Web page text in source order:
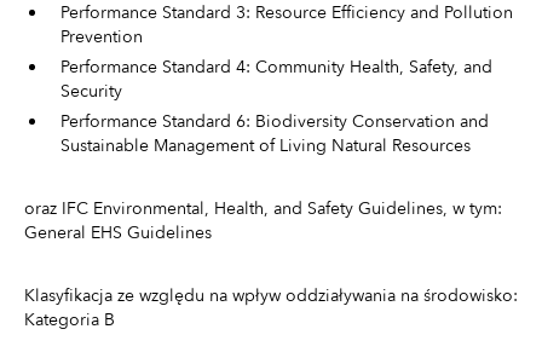
Performance Standard 3: Resource Efficiency and Pollution
Prevention
Performance Standard 4: Community Health, Safety, and
Security
Performance Standard 6: Biodiversity Conservation and
Sustainable Management of Living Natural Resources
oraz IFC Environmental, Health, and Safety Guidelines, w tym:
General EHS Guidelines
Klasyfikacja ze względu na wpływ oddziaływania na środowisko:
Kategoria B